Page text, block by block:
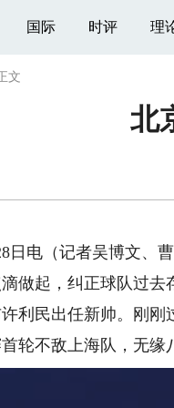
国际 时评 理
文
北
电（记者吴博文、曹
做起，纠正球队过去
民出任新帅。刚刚
轮不敌上海队，无缘